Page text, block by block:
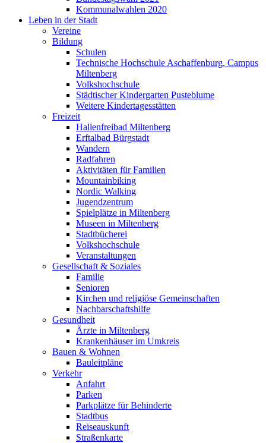
Kommunalwahlen 2020
Leben in der Stadt
Vereine
Bildung
Schulen
Technische Hochschule Aschaffenburg, Campus
Miltenberg
Volkshochschule
Städtischer Kindergarten Pusteblume
Weitere Kindertagesstätten
Freizeit
Hallenfreibad Miltenberg
Erftalbad Bürgstadt
Wandern
Radfahren
Aktivitäten für Familien
Mountainbiking
Nordic Walking
Jugendzentrum
Spielplätze in Miltenberg
Museen in Miltenberg
Stadtbücherei
Volkshochschule
Veranstaltungen
Gesellschaft & Soziales
Familie
Senioren
Kirchen und religiöse Gemeinschaften
Nachbarschaftshilfe
Gesundheit
Ärzte in Miltenberg
Krankenhäuser im Umkreis
Bauen & Wohnen
Bauleitpläne
Verkehr
Anfahrt
Parken
Parkplätze für Behinderte
Stadtbus
Reiseauskunft
Straßenkarte